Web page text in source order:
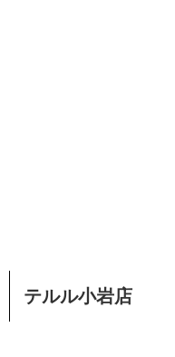
テルル小岩店